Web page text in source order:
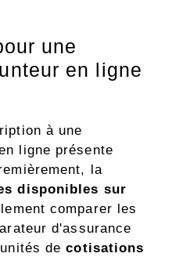
une
en ligne
à une
ligne présente
la
disponibles sur
comparer les
d'assurance
decotisations